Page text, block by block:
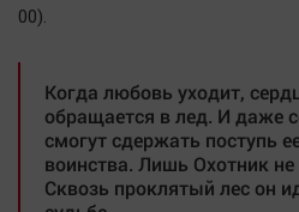
Технологии
Hедвижимость
Образование
Автомобили
XX век: криминальные уроки
00).
Когда любовь уходит,
обращается в лед. И даже
смогут сдержать поступь
воинства. Лишь Охотник не
Сквозь проклятый лес он